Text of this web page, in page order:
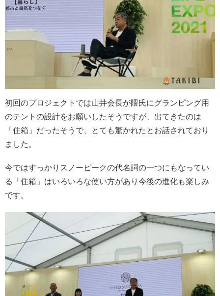
初回のプロジェクトでは山井会長が隈氏にグランピング用
のテントの設計をお願いしたそうですが、出てきたのは
「住箱」だったそうで、とても驚かれたとお話されており
ました。
今ではすっかりスノーピークの代名詞の一つにもなってい
る「住箱」はいろいろな使い方があり今後の進化も楽しみ
です。